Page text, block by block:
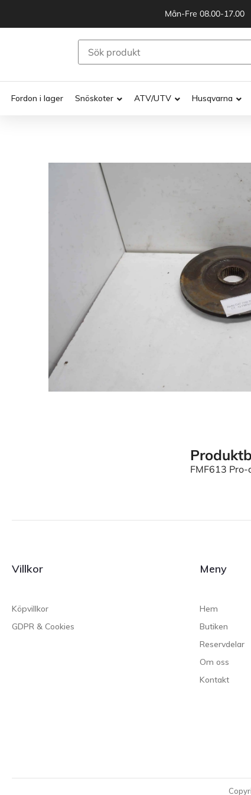
Mån-Fre 08.00-17.00
Fordon i lager Snöskoter ATV/UTV Husqvarna
FMF613
Villkor
Köpvillkor
GDPR & Cookies
Meny
Hem
Butiken
Reservdelar
Om oss
Kontakt